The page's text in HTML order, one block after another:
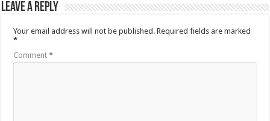
Leave a Reply
Your email address will not be published. Required fields are marked
*
Comment*